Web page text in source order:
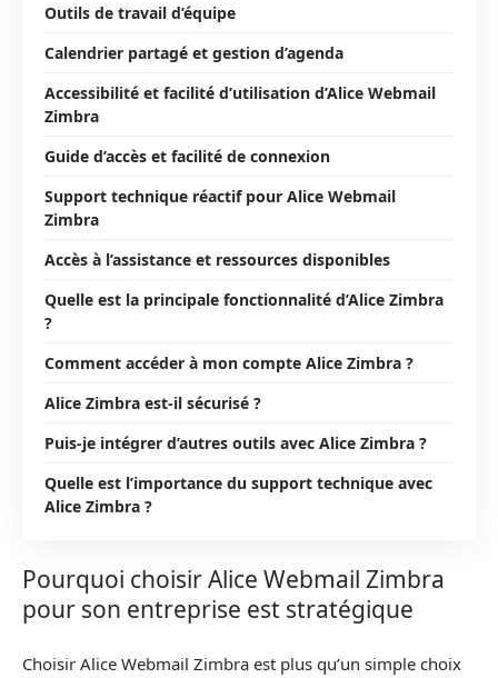
Outils de travail d’équipe
Calendrier partagé et gestion d’agenda
Accessibilité et facilité d’utilisation d’Alice Webmail
Zimbra
Guide d’accès et facilité de connexion
Support technique réactif pour Alice Webmail
Zimbra
Accès à l’assistance et ressources disponibles
Quelle est la principale fonctionnalité d’Alice Zimbra
?
Comment accéder à mon compte Alice Zimbra ?
Alice Zimbra est-il sécurisé ?
Puis-je intégrer d’autres outils avec Alice Zimbra ?
Quelle est l’importance du support technique avec
Alice Zimbra ?
Pourquoi choisir Alice Webmail Zimbra
pour son entreprise est stratégique
Choisir Alice Webmail Zimbra est plus qu’un simple choix